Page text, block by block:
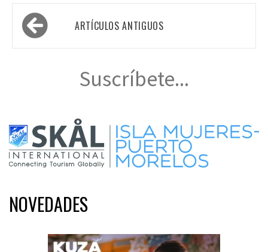
Navegación
de ARTÍCULOS ANTIGUOS
Suscríbete...
NOVEDADES